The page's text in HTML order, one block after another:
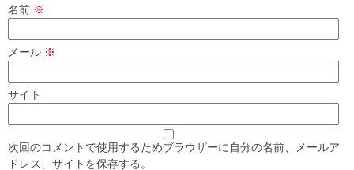
名前 ※
メール ※
サイト
次回のコメントで使用するためブラウザーに自分の名前、メールア
ドレス、サイトを保存する。